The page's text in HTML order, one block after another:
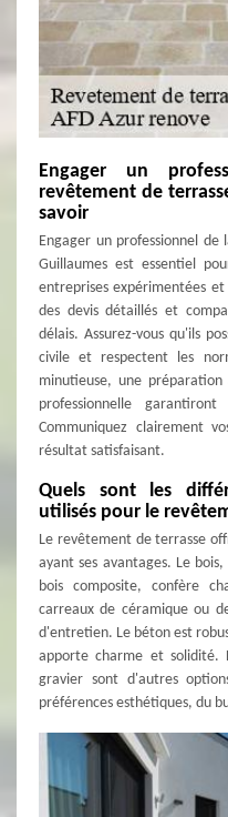
Engager un
revêtement de
savoir
Engager un professionnel
Guillaumes est essentiel
entreprises expérimentées
des devis détaillés et
délais. Assurez-vous qu'ils
civile et respectent les
minutieuse, une
professionnelle
Communiquez clairement
résultat satisfaisant.
Quels sont les
utilisés pour le
Le revêtement de terrasse
ayant ses avantages. Le
bois composite, confère
carreaux de céramique ou
d'entretien. Le béton est
apporte charme et solidité.
gravier sont d'autres
préférences esthétiques, du